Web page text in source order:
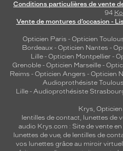
Conditions particulières de vente
94 Ko
Vente de montures d’occasion -
Opticien Paris - Opticien
Bordeaux- Opticien Nantes -
Lille - Opticien Montpellier -
Grenoble - Opticien Marseille -
Reims - Opticien Angers - Opticien
Audioprothésiste
Lille- Audioprothésiste
Krys,
lentilles de contact, lunettes de
audio Krys.com : Site de vente
lunettes de vue, de lentilles de
vos lunettes grâce au miroir